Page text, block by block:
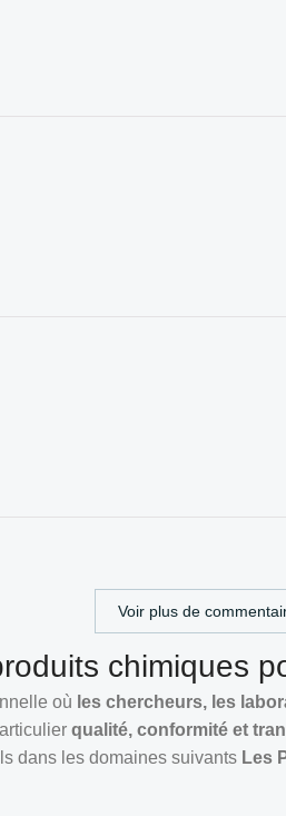
Voir plus de
chimiques
où les chercheurs, les
qualité, conformité et
dans les domaines suivants Les